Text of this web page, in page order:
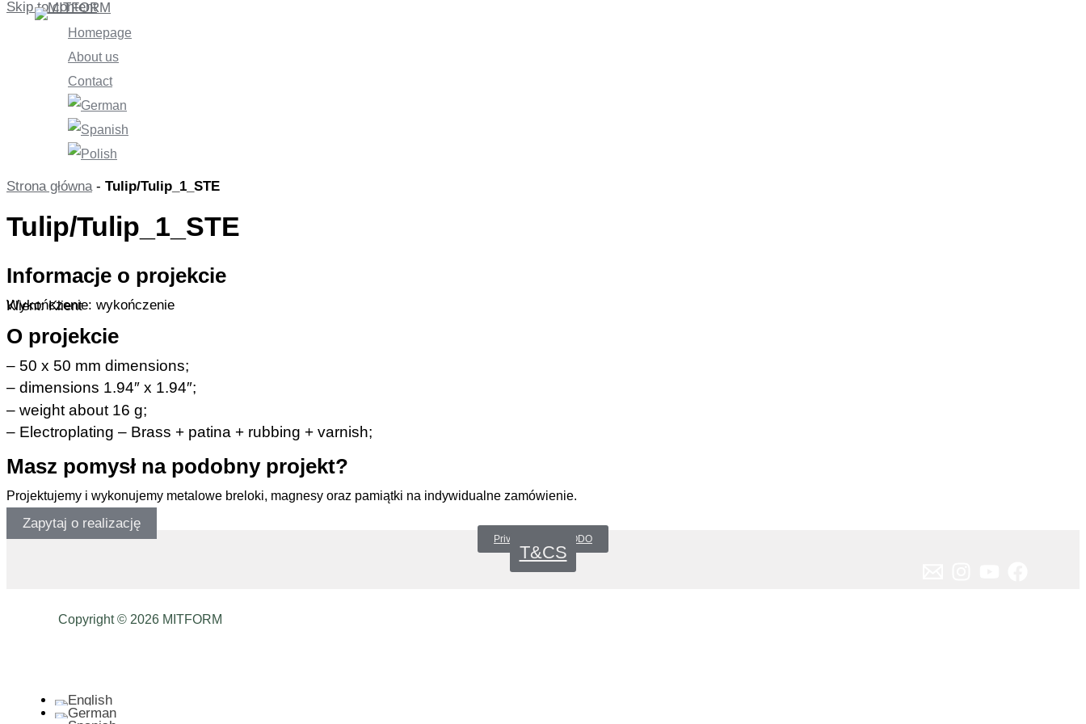
Skip to content
Homepage
About us
Contact
Strona główna- Tulip/Tulip_1_STE
Tulip/Tulip_1_STE
Informacje o projekcie
Wykończenie: wykończenie
Klient: Klient
O projekcie
– 50 x 50 mm dimensions;
– dimensions 1.94″ x 1.94″;
– weight about 16 g;
– Electroplating – Brass + patina + rubbing + varnish;
Masz pomysł na podobny projekt?
Projektujemy i wykonujemy metalowe breloki, magnesy oraz pamiątki na indywidualne zamówienie.
Zapytaj o realizację
Privacy Policy _RODO
T&CS
Copyright © 2026 MITFORM